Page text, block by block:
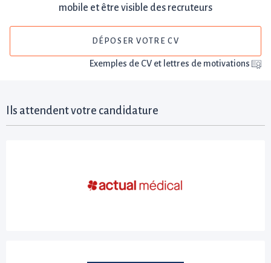
mobile et être visible des recruteurs
DÉPOSER VOTRE CV
Exemples de CV et lettres de motivations
Ils attendent votre candidature